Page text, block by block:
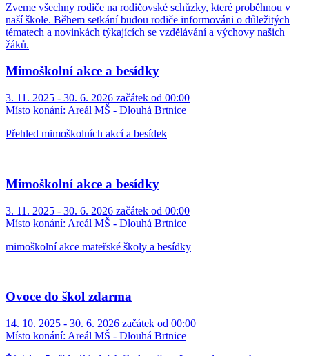
Zveme všechny rodiče na rodičovské schůzky, které proběhnou v
naší škole. Během setkání budou rodiče informováni o důležitých
tématech a novinkách týkajících se vzdělávání a výchovy našich
žáků.
Mimoškolní akce a besídky
3. 11. 2025 - 30. 6. 2026 začátek od 00:00
Místo konání: Areál MŠ - Dlouhá Brtnice
Přehled mimoškolních akcí a besídek
Mimoškolní akce a besídky
3. 11. 2025 - 30. 6. 2026 začátek od 00:00
Místo konání: Areál MŠ - Dlouhá Brtnice
mimoškolní akce mateřské školy a besídky
Ovoce do škol zdarma
14. 10. 2025 - 30. 6. 2026 začátek od 00:00
Místo konání: Areál MŠ - Dlouhá Brtnice